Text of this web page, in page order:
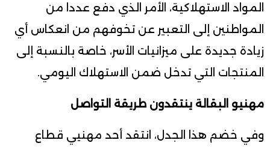
المواد الاستهلاكية، الأمر الذي دفع عددا من
المواطنين إلى التعبير عن تخوفهم من انعكاس أي
زيادة جديدة على ميزانيات الأسر، خاصة بالنسبة إلى
المنتجات التي تدخل ضمن الاستهلاك اليومي.
مهنيو البقالة ينتقدون طريقة التواصل
وفي خضم هذا الجدل، انتقد أحد مهنيي قطاع